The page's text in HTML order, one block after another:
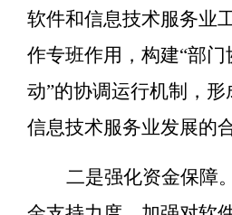
软件和信息技术服务业
作专班作用，构建“部门
动”的协调运行机制，
信息技术服务业发展的合
二是强化资金保障